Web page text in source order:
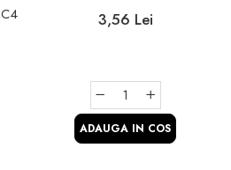
3,56 Lei
ADAUGA IN COS